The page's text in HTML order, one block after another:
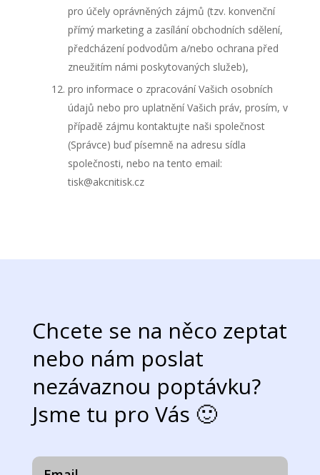
pro účely oprávněných zájmů (tzv. konvenční
přímý marketing a zasílání obchodních sdělení,
předcházení podvodům a/nebo ochrana před
zneužitím námi poskytovaných služeb),
pro informace o zpracování Vašich osobních
údajů nebo pro uplatnění Vašich práv, prosím, v
případě zájmu kontaktujte naši společnost
(Správce) buď písemně na adresu sídla
společnosti, nebo na tento email:
tisk@akcnitisk.cz
Chcete se na něco zeptat
nebo nám poslat
nezávaznou poptávku?
Jsme tu pro Vás 🙂